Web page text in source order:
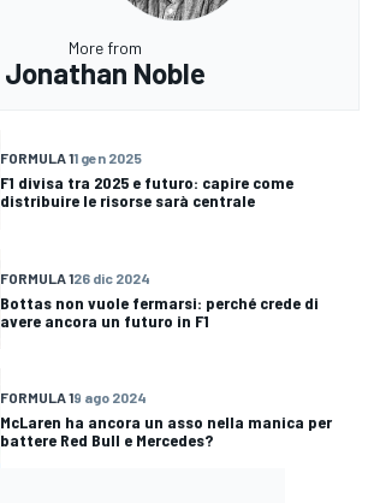
More from
Jonathan Noble
FORMULA 11 gen 2025
F1 divisa tra 2025 e futuro: capire come
distribuire le risorse sarà centrale
FORMULA 126 dic 2024
Bottas non vuole fermarsi: perché crede di
avere ancora un futuro in F1
FORMULA 19 ago 2024
McLaren ha ancora un asso nella manica per
battere Red Bull e Mercedes?